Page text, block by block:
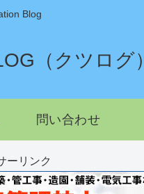
Blog
（クツログ）
問い合わせ
ーリンク